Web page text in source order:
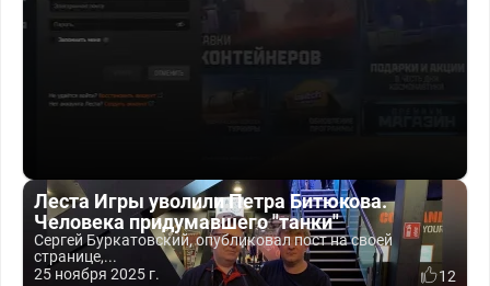
Леста Игры уволили Петра Битюкова.
Человека придумавшего "танки"
Сергей Буркатовский, опубликовал пост на своей
странице,...
25 ноября 2025 г.
12